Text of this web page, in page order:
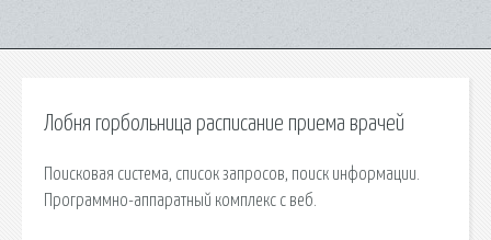
Лобня горбольница расписание приема врачей
Поисковая сиcтема, список запросов, поиск информации.
Программно-аппаратный комплекс с веб.